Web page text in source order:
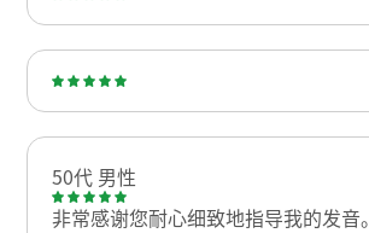
50代 男性
非常感谢您耐心细致地指导我的发音。